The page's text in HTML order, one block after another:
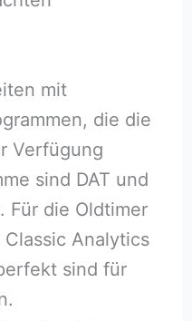
mit
die die
Verfügung
sind DAT und
Für die Oldtimer
Analytics
sind für